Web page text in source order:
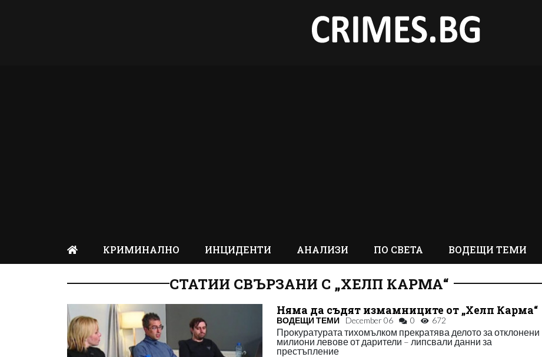
КРИМИНАЛНО ИНЦИДЕНТИ АНАЛИЗИ ПО СВЕТА ВОДЕЩИ ТЕМИ
СТАТИИ СВЪРЗАНИ С „ХЕЛП КАРМА“
Няма да съдят измамниците от „Хелп Карма“
ВОДЕЩИ ТЕМИ December 06 0 672
Прокуратурата тихомълком прекратява делото за отклонени
милиони левове от дарители – липсвали данни за
престъпление